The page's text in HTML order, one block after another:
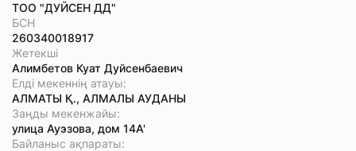
ТОО "ДУЙСЕН ДД"
БСН
260340018917
Жетекші
Алимбетов Куат Дуйсенбаевич
Елді мекеннің атауы:
АЛМАТЫ Қ., АЛМАЛЫ АУДАНЫ
Заңды мекенжайы:
улица Ауэзова, дом 14А'
Байланыс ақпараты: